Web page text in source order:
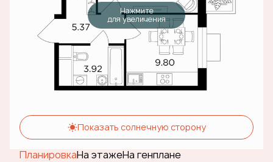
Нажмите
для увеличения
Показать солнечную сторону
ПланировкаНа этажеНа генплане